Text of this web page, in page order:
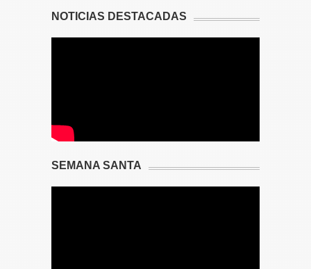
NOTICIAS DESTACADAS
SEMANA SANTA